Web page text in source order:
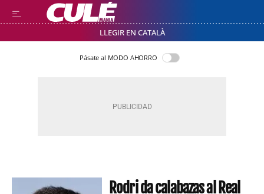
LLEGIR EN CATALÀ
Pásate al MODO AHORRO
Rodri da calabazas al Real